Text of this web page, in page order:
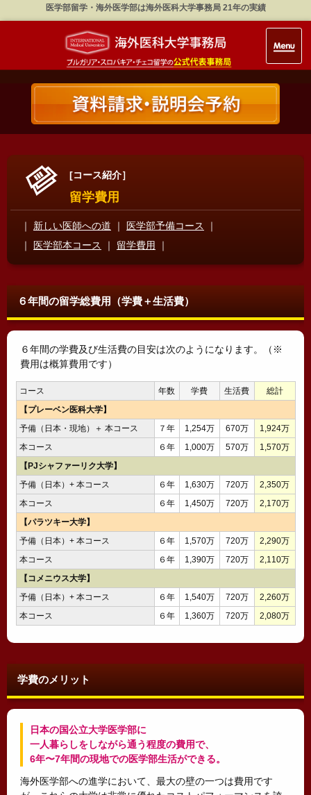
医学部留学・海外医学部は海外医科大学事務局 21年の実績
[コース紹介］
留学費用
｜ 新しい医師への道 ｜ 医学部予備コース
｜
｜
医学部本コース ｜ 留学費用 ｜
６年間の留学総費用（学費＋生活費）
６年間の学費及び生活費の目安は次のようになります。（※
費用は概算費用です）
コース 年数 学費 生活費
総計
【プレーベン医科大学】
予備（日本・現地）＋ 本コース
７年 1,254万 670万
1,924万
本コース
６年 1,000万 570万
1,570万
【PJシャファーリク大学】
予備（日本）+ 本コース
６年 1,630万 720万
2,350万
本コース
６年 1,450万 720万
2,170万
【パラツキー大学】
予備（日本）+ 本コース
６年 1,570万 720万
2,290万
本コース
６年 1,390万 720万
2,110万
【コメニウス大学】
予備（日本）+ 本コース
６年 1,540万 720万
2,260万
本コース
６年 1,360万 720万 2,080万
学費のメリット
日本の国公立大学医学部に
一人暮らしをしながら通う程度の費用で、
6年〜7年間の現地での医学部生活ができる。
海外医学部への進学において、最大の壁の一つは費用です